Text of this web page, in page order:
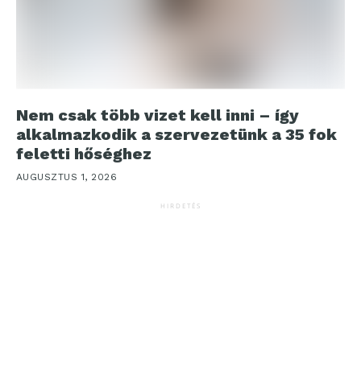
Nem csak több vizet kell inni – így
alkalmazkodik a szervezetünk a 35 fok
feletti hőséghez
AUGUSZTUS 1, 2026
HIRDETÉS